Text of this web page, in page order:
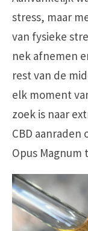
stress, maar
van fysieke
nek afnemen
rest van de
elk moment
zoek is naar
CBD aanraden
Opus Magnum